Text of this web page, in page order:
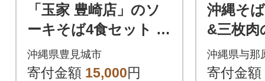
「玉家 豊崎店」のソ
ーキそば4食セット |
沖縄そば 生麺 豚肉 か
つおだし 人気
沖縄県豊見城市
寄付金額 15,000円
沖縄そ
&三枚肉
前セッ
縄の味
沖縄県与那
寄付金額